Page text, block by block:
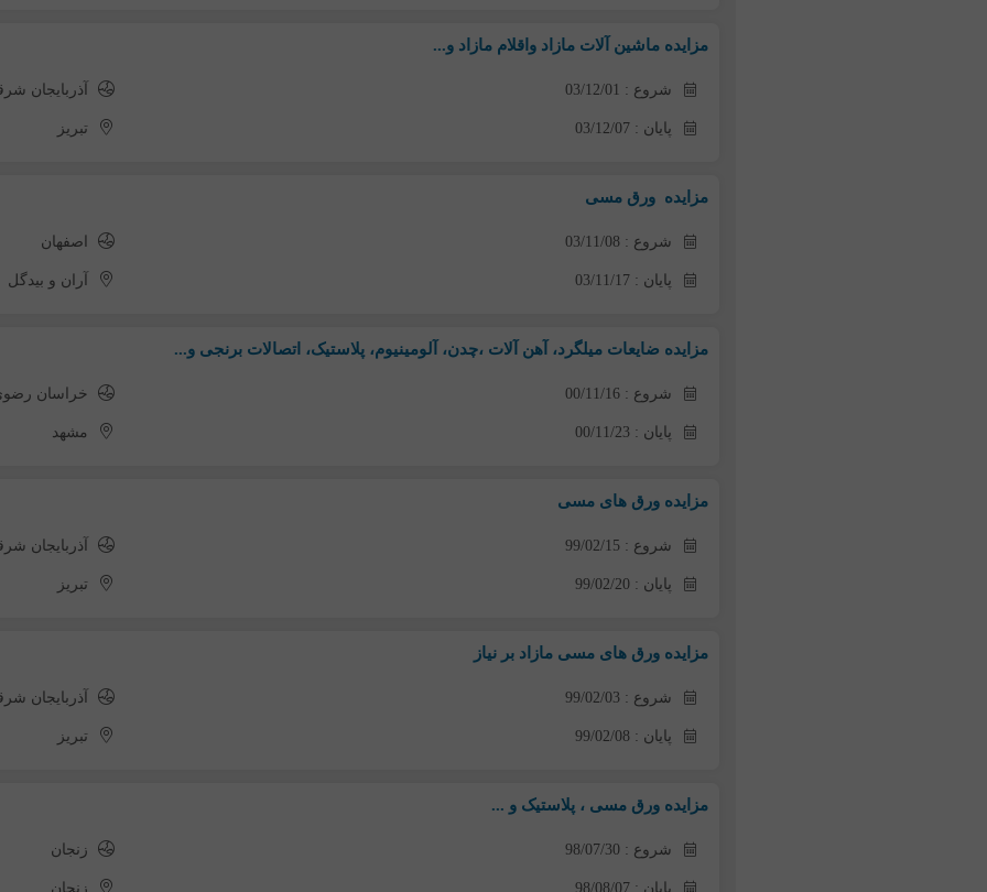
مزایده ماشین آلات مازاد واقلام مازاد و...
شروع : 03/12/01 آذربایجان
پایان : 03/12/07 تبریز
مزایده ورق مسی
شروع : 03/11/08 اصفهان
پایان : 03/11/17 آران و بیدگل
مزایده ضایعات میلگرد، آهن آلات ،چدن، آلومینیوم، پلاستیک، اتصالات برنجی و...
شروع : 00/11/16 خراسان
پایان : 00/11/23 مشهد
مزایده ورق های مسی
شروع : 99/02/15 آذربایجان
پایان : 99/02/20 تبریز
مزایده ورق های مسی مازاد بر نیاز
شروع : 99/02/03 آذربایجان
پایان : 99/02/08 تبریز
مزایده ورق مسی ، پلاستیک و ...
شروع : 98/07/30 زنجان
پایان : 98/08/07 زنجان